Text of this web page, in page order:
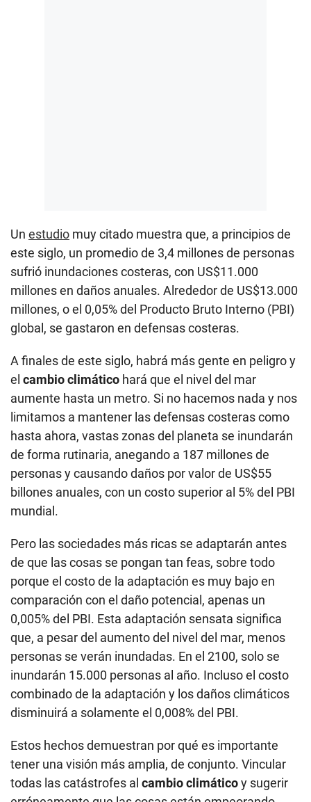
Un estudio muy citado muestra que, a principios de
este siglo, un promedio de 3,4 millones de personas
sufrió inundaciones costeras, con US$11.000
millones en daños anuales. Alrededor de US$13.000
millones, o el 0,05% del Producto Bruto Interno (PBI)
global, se gastaron en defensas costeras.
A finales de este siglo, habrá más gente en peligro y
el cambio climático hará que el nivel del mar
aumente hasta un metro. Si no hacemos nada y nos
limitamos a mantener las defensas costeras como
hasta ahora, vastas zonas del planeta se inundarán
de forma rutinaria, anegando a 187 millones de
personas y causando daños por valor de US$55
billones anuales, con un costo superior al 5% del PBI
mundial.
Pero las sociedades más ricas se adaptarán antes
de que las cosas se pongan tan feas, sobre todo
porque el costo de la adaptación es muy bajo en
comparación con el daño potencial, apenas un
0,005% del PBI. Esta adaptación sensata significa
que, a pesar del aumento del nivel del mar, menos
personas se verán inundadas. En el 2100, solo se
inundarán 15.000 personas al año. Incluso el costo
combinado de la adaptación y los daños climáticos
disminuirá a solamente el 0,008% del PBI.
Estos hechos demuestran por qué es importante
tener una visión más amplia, de conjunto. Vincular
todas las catástrofes al cambio climáticoy sugerir